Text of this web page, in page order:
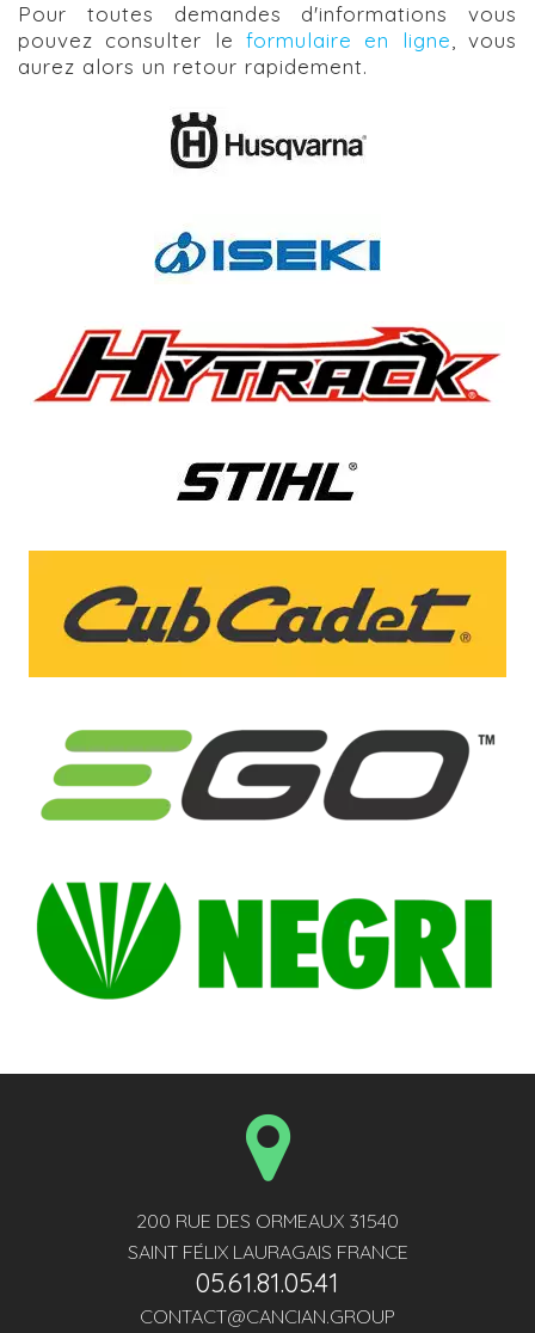
Pour toutes demandes d'informations vous
pouvez consulter le formulaire en ligne , vous
aurez alors un retour rapidement.
200 RUE DES ORMEAUX 31540
SAINT FÉLIX LAURAGAIS FRANCE
05.61.81.05.41
CONTACT@CANCIAN.GROUP